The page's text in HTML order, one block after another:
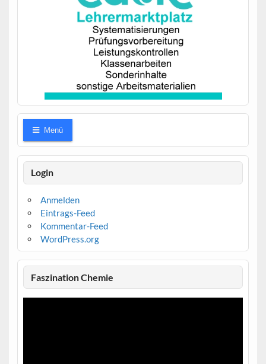
Menü
Login
Anmelden
Eintrags-Feed
Kommentar-Feed
WordPress.org
Faszination Chemie
Video-